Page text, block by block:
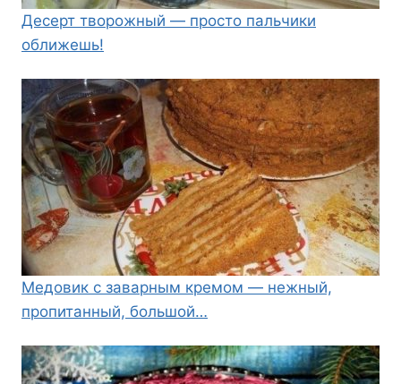
Десерт творожный — просто пальчики
оближешь!
Медовик с заварным кремом — нежный,
пропитанный, большой…